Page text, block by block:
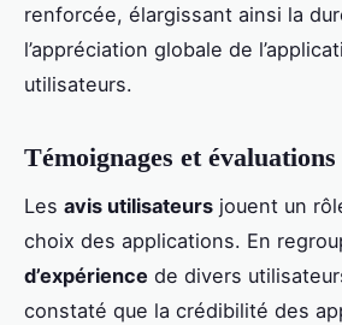
renforcée, élargissant ainsi la
l’appréciation globale de
utilisateurs.
Témoignages et
Les avis utilisateurs jouent un
choix des applications. En
d’expérience de divers
constaté que la crédibilité des